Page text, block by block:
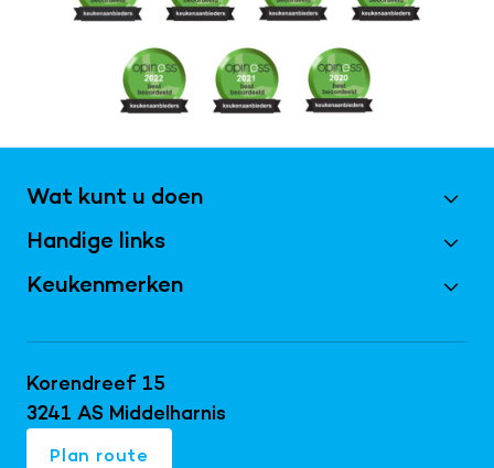
Wat kunt u doen
Maak een afspraak
Vraag magazine aan
Doe de virtuele tour
Keukeninspiratie blog
Keukenshowroom
Handige links
Best Beoordeeld 2026
Keukenrenovatie
Maatwerk interieur
Keukenmerken
next125 keukens
Mereno keukens
Korendreef 15
3241 AS Middelharnis
Plan route